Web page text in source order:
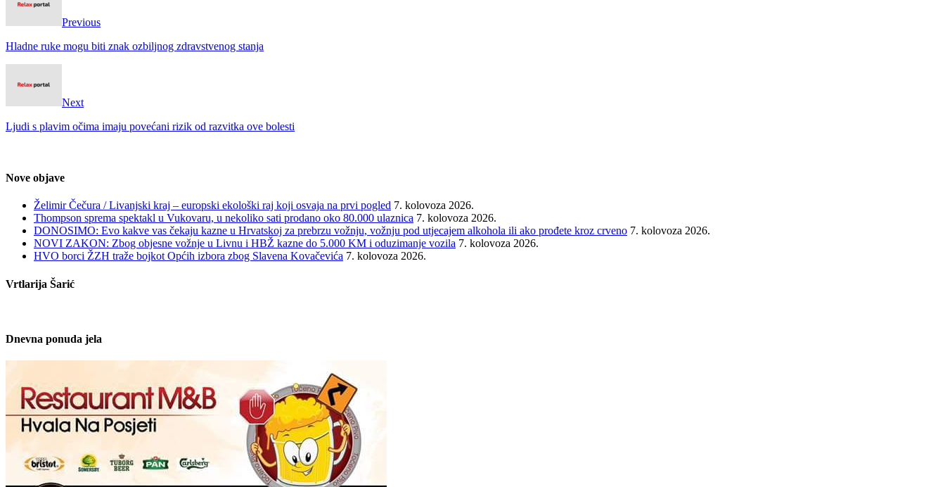
Previous
Hladne ruke mogu biti znak ozbiljnog zdravstvenog stanja
Next
Ljudi s plavim očima imaju povećani rizik od razvitka ove bolesti
Nove objave
Želimir Čečura / Livanjski kraj – europski ekološki raj koji osvaja na prvi pogled 7. kolovoza 2026.
Thompson sprema spektakl u Vukovaru, u nekoliko sati prodano oko 80.000 ulaznica 7. kolovoza 2026.
DONOSIMO: Evo kakve vas čekaju kazne u Hrvatskoj za prebrzu vožnju, vožnju pod utjecajem alkohola ili ako prođete kroz crveno 7. kolovoza 2026.
NOVI ZAKON: Zbog objesne vožnje u Livnu i HBŽ kazne do 5.000 KM i oduzimanje vozila 7. kolovoza 2026.
HVO borci ŽZH traže bojkot Općih izbora zbog Slavena Kovačevića 7. kolovoza 2026.
Vrtlarija Šarić
Dnevna ponuda jela